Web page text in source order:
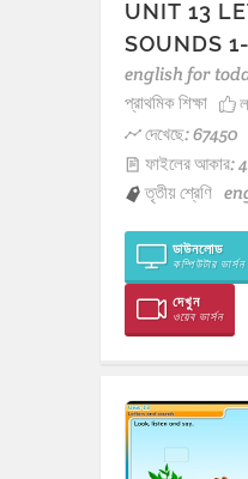
UNIT 13
SOUNDS
english for
প্রাথমিক শিক্ষা
দেখেছে: 67450
ফাইলের আকার:
তৃতীয় শ্রেণি
ডাউনলোড
কম্পিউটার ভার্সন
দেখুন
ওয়েব ভার্সন